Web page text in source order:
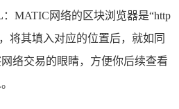
：MATIC网络的区块浏览器是“http
，将其填入对应的位置后，就如同
络交易的眼睛，方便你后续查看